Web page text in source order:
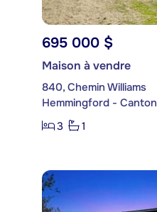
695 000 $
Maison à vendre
840, Chemin Williams
Hemmingford - Canton
3
1